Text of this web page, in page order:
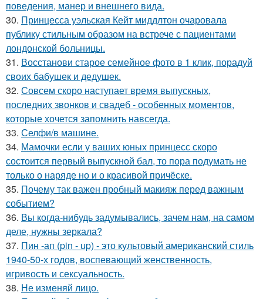
поведения, манер и внешнего вида.
30. Принцесса уэльская Кейт миддлтон очаровала
публику стильным образом на встрече с пациентами
лондонской больницы.
31. Восстанови старое семейное фото в 1 клик, порадуй
своих бабушек и дедушек.
32. Совсем скоро наступает время выпускных,
последних звонков и свадеб - особенных моментов,
которые хочется запомнить навсегда.
33. Селфи/в машине.
34. Мамочки если у ваших юных принцесс скоро
состоится первый выпускной бал, то пора подумать не
только о наряде но и о красивой причёске.
35. Почему так важен пробный макияж перед важным
событием?
36. Вы когда-нибудь задумывались, зачем нам, на самом
деле, нужны зеркала?
37. Пин -ап (pin - up) - это культовый американский стиль
1940-50-х годов, воспевающий женственность,
игривость и сексуальность.
38. Не изменяй лицо.